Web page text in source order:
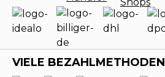
VIELE BEZAHLMETHODEN